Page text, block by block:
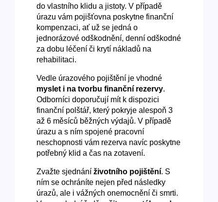
do vlastního klidu a jistoty. V případě
úrazu vám pojišťovna poskytne finanční
kompenzaci, ať už se jedná o
jednorázové odškodnění, denní odškodné
za dobu léčení či krytí nákladů na
rehabilitaci.
Vedle úrazového pojištění je vhodné
myslet i na tvorbu finanční rezervy.
Odborníci doporučují mít k dispozici
finanční polštář, který pokryje alespoň 3
až 6 měsíců běžných výdajů. V případě
úrazu a s ním spojené pracovní
neschopnosti vám rezerva navíc poskytne
potřebný klid a čas na zotavení.
Zvažte sjednáníživotního pojištění. S
ním se ochráníte nejen před následky
úrazů, ale i vážných onemocnění či smrti.